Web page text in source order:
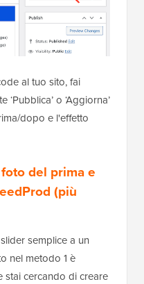
al tuo sito, fai
o ‘Aggiorna’
dopo e l'effetto
del prima e
(più
semplice a un
nel metodo 1 è
stai cercando di creare